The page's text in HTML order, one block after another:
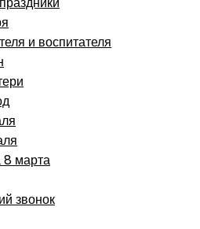
и воспитателя
8 марта
звонок